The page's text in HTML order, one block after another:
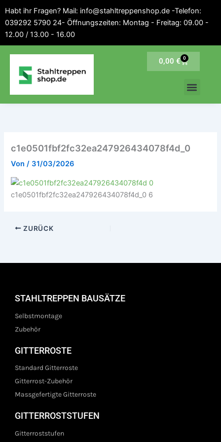
springen
Habt ihr Fragen? Mail: info@stahltreppenshop.de -Telefon:
039292 5790 24- Öffnungszeiten: Montag - Freitag: 09.00 -
12.00 / 13.00 - 16.00
0,00 € 0
Warenkorb
c1e0501fbf2fc32ea247926434078f4d_0
Von/ 31/03/2026
c1e0501fbf2fc32ea247926434078f4d_0 6
ZURÜCK
STAHLTREPPEN BAUSÄTZE
Selbstmontage
Zubehör
GITTERROSTE
Standard Gitterroste
Gitterrost-Zubehör
Massgefertigte Gitterroste
GITTERROSTSTUFEN
Gitterroststufen